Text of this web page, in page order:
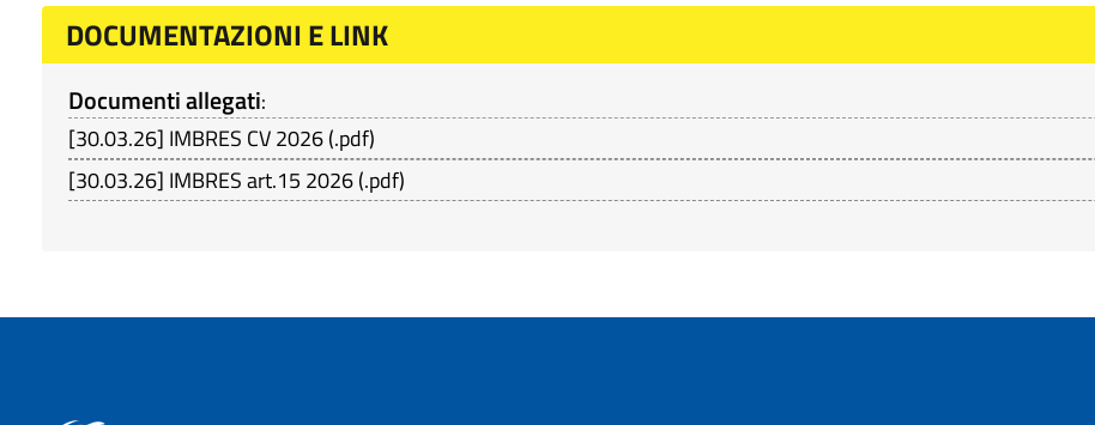
DOCUMENTAZIONI E LINK
Documenti allegati:
[30.03.26] IMBRES CV 2026(.pdf)
[30.03.26] IMBRES art.15 2026(.pdf)